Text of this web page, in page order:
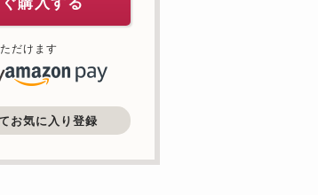
だけます
お気に入り登録